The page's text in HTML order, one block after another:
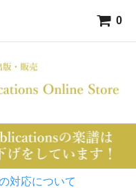
0
対応について